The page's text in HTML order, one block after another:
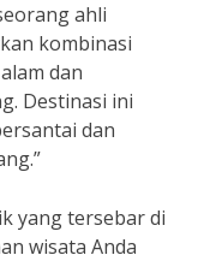
ahli
kombinasi
dan
Destinasi ini
dan
yang tersebar di
wisata Anda